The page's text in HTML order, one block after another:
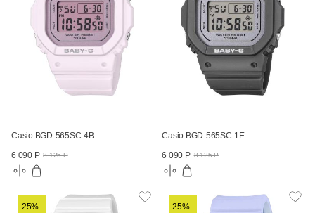
Casio BGD-565SC-4B
6 090 Р 8 125 Р
Casio BGD-565SC-1E
6 090 Р 8 125 Р
25% 25%